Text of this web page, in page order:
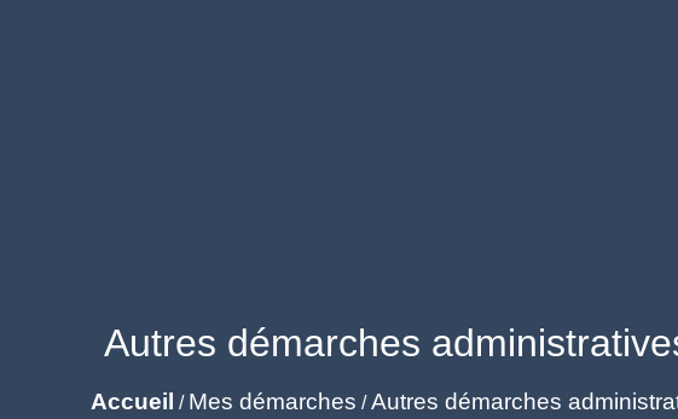
Autres démarches
Accueil / Mes démarches /Autres démarches